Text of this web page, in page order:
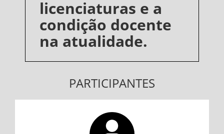
licenciaturas e a
condição docente
na atualidade.
PARTICIPANTES
Brenda Alves Barbosa
Minicurso: Dispositivos de contagem do tempo: Algumas